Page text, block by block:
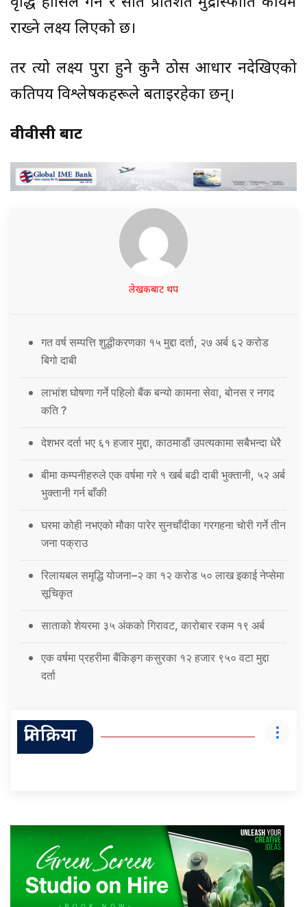
राख्ने लक्ष्य लिएको छ।
तर त्यो लक्ष्य पुरा हुने कुनै ठोस आधार नदेखिएको
कतिपय विश्लेषकहरूले बताइरहेका छन्।
वीवीसी बाट
लेखकबाट थप
गत वर्ष सम्पत्ति शुद्धीकरणका १५ मुद्दा दर्ता, २७ अर्ब ६२ करोड
बिगो दाबी
लाभांश घोषणा गर्ने पहिलो बैंक बन्यो कामना सेवा, बोनस र नगद
कति ?
देशभर दर्ता भए ६१ हजार मुद्दा, काठमाडौं उपत्यकामा सबैभन्दा धेरै
बीमा कम्पनीहरुले एक वर्षमा गरे १ खर्ब बढी दाबी भुक्तानी, ५२ अर्ब
भुक्तानी गर्न बाँकी
घरमा कोही नभएको मौका पारेर सुनचाँदीका गरगहना चोरी गर्ने तीन
जना पक्राउ
रिलायबल समृद्धि योजना–२ का १२ करोड ५० लाख इकाई नेप्सेमा
सूचिकृत
साताको शेयरमा ३५ अंकको गिरावट, कारोबार रकम १९ अर्ब
एक वर्षमा प्रहरीमा बैंकिङ्ग कसुरका १२ हजार ९५० वटा मुद्दा
दर्ता
प्रतिक्रिया